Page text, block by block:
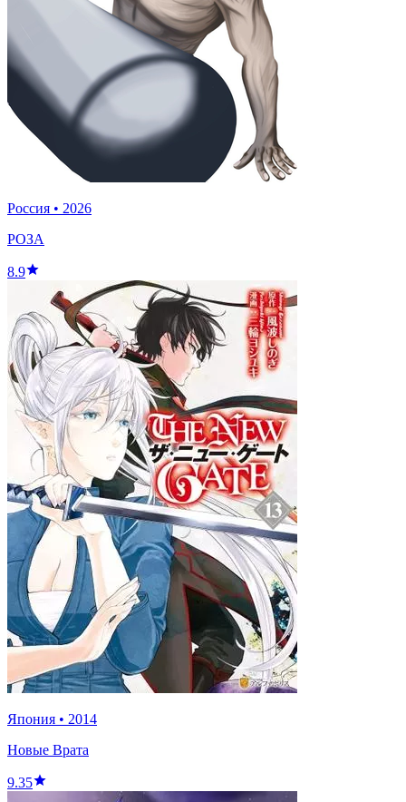
Россия • 2026
РОЗА
8.9
Япония • 2014
Новые Врата
9.35